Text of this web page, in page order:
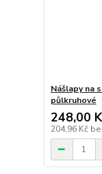
Nášlapy na
půlkruhové
248,00
204,96 Kč